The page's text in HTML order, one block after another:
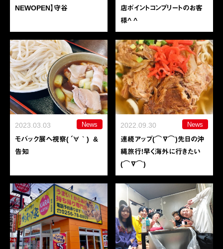
NEWOPEN】守谷
店ポイントコンプリートのお客
様^ ^
2023.03.03 News
モバック展へ視察( ´∀｀) &
告知
2022.09.30 News
連続アップ(⌒∇⌒)先日の沖
縄旅行！早く海外に行きたい
(⌒∇⌒)